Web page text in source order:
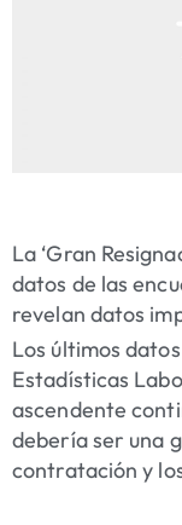
La ‘Gran
datos de las
revelan datos
Los últimos
Estadísticas
ascendente
debería ser una
contratación y